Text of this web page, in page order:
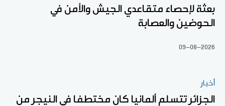
بعثة لإحصاء متقاعدي الجيش والأمن في
الحوضين والعصابة
09-08-2026
أخبار
الجزائر تتسلم ألمانيا كان مختطفا في النيجر من